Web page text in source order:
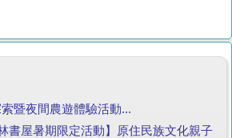
暨夜間農遊體驗活動...
書屋暑期限定活動】原住民族文化親子